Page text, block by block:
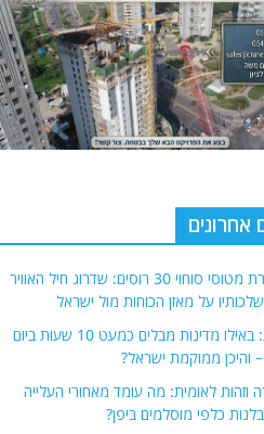
אחרונים
עסקת מכירת מטוסי סוחוי 30 רוסים: שדרוג חיל האוויר
על מאזן הכוחות מול ישראל